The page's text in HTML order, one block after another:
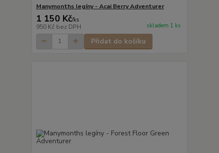
Manymonths legíny - Acai Berry Adventurer
1 150 Kč/ks
950 Kč bez DPH skladem 1 ks
Přidat do košíku